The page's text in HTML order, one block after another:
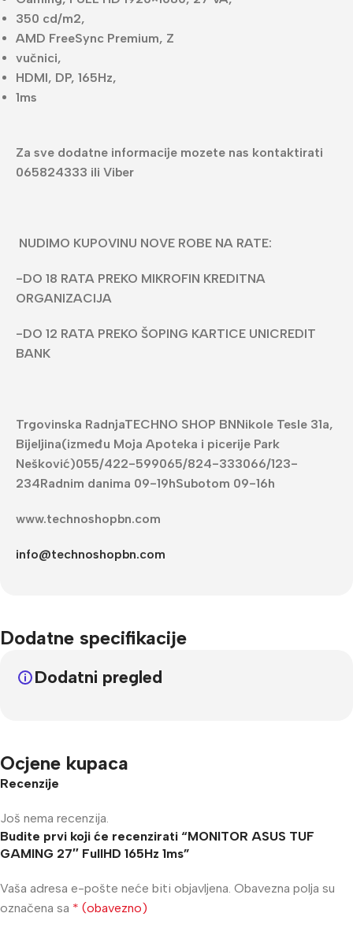
350 cd/m2,
AMD FreeSync Premium, Z
vučnici,
HDMI, DP, 165Hz,
1ms
Za sve dodatne informacije mozete nas kontaktirati
065824333 ili Viber
NUDIMO KUPOVINU NOVE ROBE NA RATE:
-DO 18 RATA PREKO MIKROFIN KREDITNA
ORGANIZACIJA
-DO 12 RATA PREKO ŠOPING KARTICE UNICREDIT
BANK
Trgovinska RadnjaTECHNO SHOP BNNikole Tesle 31a,
Bijeljina(između Moja Apoteka i picerije Park
Nešković)055/422-599065/824-333066/123-
234Radnim danima 09-19hSubotom 09-16h
www.technoshopbn.com
info@technoshopbn.com
Dodatne specifikacije
Dodatni pregled
Ocjene kupaca
Recenzije
Još nema recenzija.
Budite prvi koji će recenzirati “MONITOR ASUS TUF
GAMING 27″ FullHD 165Hz 1ms”
Vaša adresa e-pošte neće biti objavljena. Obavezna polja su
označena sa * (obavezno)